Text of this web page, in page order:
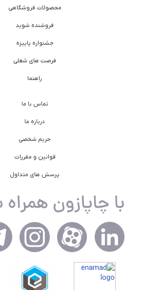
محصولات فروشگاهی
فروشنده شوید
جشنواره پاییزه
فرصت های شغلی
راهنما
تماس با ما
درباره ما
حریم شخصی
قوانین و مقررات
پرسش های متداول